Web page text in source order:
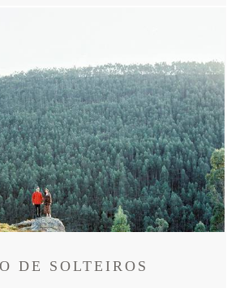
DE SOLTEIROS